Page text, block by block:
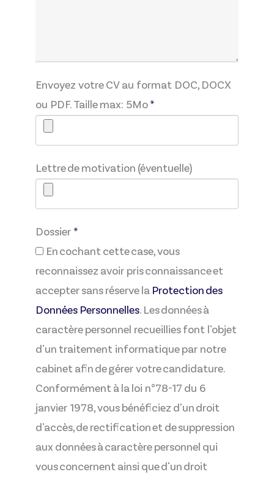
Envoyez votre CV au format DOC, DOCX
ou PDF. Taille max: 5Mo*
Lettre de motivation (éventuelle)
Dossier *
En cochant cette case, vous
reconnaissez avoir pris connaissance et
accepter sans réserve la Protection des
Données Personnelles. Les données à
caractère personnel recueillies font l'objet
d'un traitement informatique par notre
cabinet afin de gérer votre candidature.
Conformément à la loi n°78-17 du 6
janvier 1978, vous bénéficiez d'un droit
d'accès, de rectification et de suppression
aux données à caractère personnel qui
vous concernent ainsi que d'un droit